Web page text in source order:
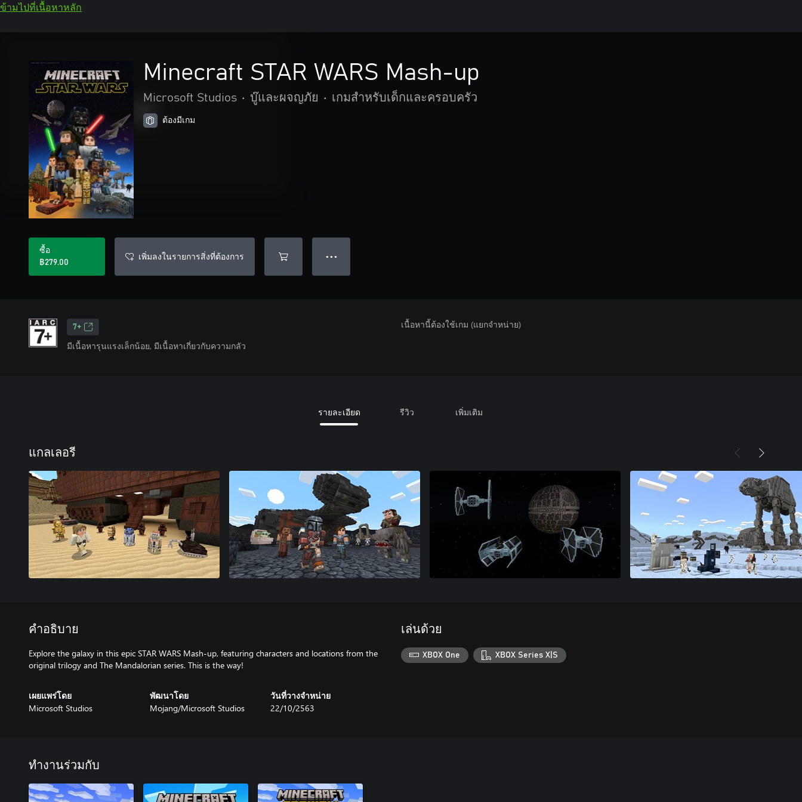
ข้ามไปที่เนื้อหาหลัก
Minecraft STAR WARS Mash-up
Microsoft Studios • บู๊และผจญภัย • เกมสำหรับเด็กและครอบครัว
ต้องมีเกม
ซื้อ
฿279.00
เพิ่มลงในรายการสิ่งที่ต้องการ ● ● ●
7+
มีเนื้อหารุนแรงเล็กน้อย, มีเนื้อหาเกี่ยวกับความกลัว
เนื้อหานี้ต้องใช้เกม (แยกจำหน่าย)
รายละเอียด รีวิว เพิ่มเติม
แกลเลอรี
คำอธิบาย
Explore the galaxy in this epic STAR WARS Mash-up, featuring characters and locations from the
original trilogy and The Mandalorian series. This is the way!
เผยแพร่โดย
Microsoft Studios
พัฒนาโดย
Mojang/Microsoft Studios
วันที่วางจำหน่าย
22/10/2563
เล่นด้วย
XBOX One XBOX Series X|S
ทำงานร่วมกับ